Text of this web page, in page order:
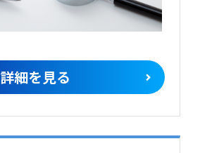
詳細を見る